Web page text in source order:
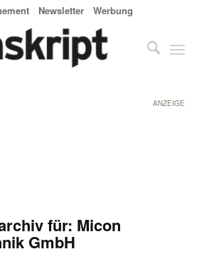
Newsletter Werbung
ANZEIGE
für: Micon
GmbH